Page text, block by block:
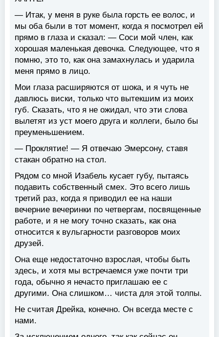
— Итак, у меня в руке была горсть ее волос, и
мы оба были в тот момент, когда я посмотрел ей
прямо в глаза и сказал: — Соси мой член, как
хорошая маленькая девочка. Следующее, что я
помню, это то, как она замахнулась и ударила
меня прямо в лицо.
Мои глаза расширяются от шока, и я чуть не
давлюсь виски, только что вытекшим из моих
губ. Сказать, что я не ожидал, что эти слова
вылетят из уст моего друга и коллеги, было бы
преуменьшением.
— Проклятие! — Я отвечаю Эмерсону, ставя
стакан обратно на стол.
Рядом со мной Изабель кусает губу, пытаясь
подавить собственный смех. Это всего лишь
третий раз, когда я приводил ее на наши
вечерние вечеринки по четвергам, посвященные
работе, и я не могу точно сказать, как она
относится к вульгарности разговоров моих
друзей.
Она еще недостаточно взрослая, чтобы быть
здесь, и хотя мы встречаемся уже почти три
года, обычно я нечасто приглашаю ее с
другими. Она слишком… чиста для этой толпы.
Не считая Дрейка, конечно. Он всегда месте с
нами.